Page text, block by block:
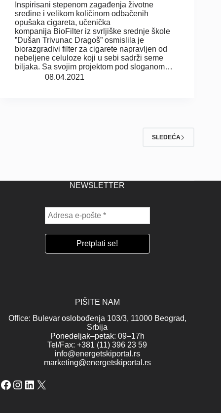
Inspirisani stepenom zagađenja životne
sredine i velikom količinom odbačenih
opušaka cigareta, učenička
kompanija BioFilter iz svrljiške srednje škole
”Dušan Trivunac Dragoš” osmislila je
biorazgradivi filter za cigarete napravljen od
nebeljene celuloze koji u sebi sadrži seme
biljaka. Sa svojim projektom pod sloganom…
08.04.2021
SLEDEĆA
NEWSLETTER
PIŠITE NAM
Office: Bulevar oslobođenja 103/3, 11000 Beograd,
Srbija
Ponedeljak–petak: 09–17h
Tel/Fax: +381 (11) 396 23 59
info@energetskiportal.rs
marketing@energetskiportal.rs
Facebook
Instagram
LinkedIn
X